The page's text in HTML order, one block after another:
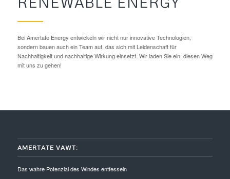
Bei Amertate Energy entwickeln wir nicht nur innovative Technologien,
sondern bauen auch ein Team auf, das sich mit Leidenschaft für
Nachhaltigkeit und nachhaltige Wirkung einsetzt. Wir laden Sie ein, diesen Weg
mit uns zu gehen!
AMERTATE VAWT:
Das wahre Potenzial des Windes entfesseln